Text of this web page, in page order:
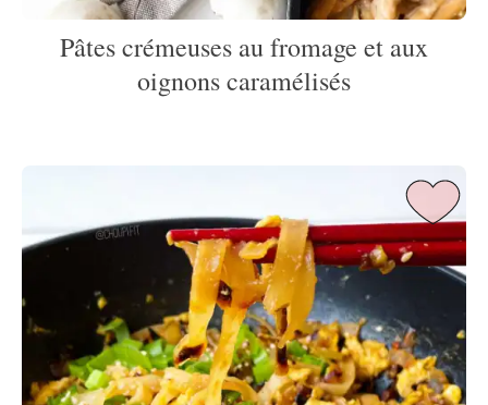
Pâtes crémeuses au fromage et aux
oignons caramélisés